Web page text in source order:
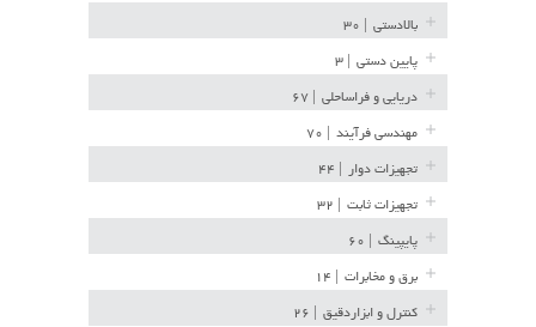
بالادستی
پایین دستی
دریایی و فراساحلی
مهندسی فرآیند
تجهیزات دوار
تجهیزات ثابت
پایپینگ
برق و مخابرات
کنترل و ابزاردقیق